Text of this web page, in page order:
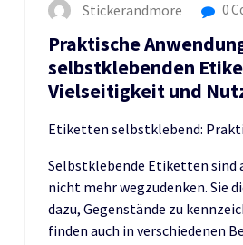
Stickerandmore 0
Praktische
selbstklebenden
Vielseitigkeit und
Etiketten selbstklebend:
Selbstklebende Etiketten sind
nicht mehr wegzudenken. Sie
dazu, Gegenstände zu
finden auch in verschiedenen